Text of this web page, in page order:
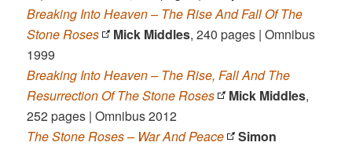
Breaking Into Heaven – The Rise And Fall Of The
Stone Roses
Mick Middles, 240 pages | Omnibus
1999
Breaking Into Heaven – The Rise, Fall And The
Resurrection Of The Stone Roses
Mick Middles,
252 pages | Omnibus 2012
The Stone Roses – War And Peace
Simon